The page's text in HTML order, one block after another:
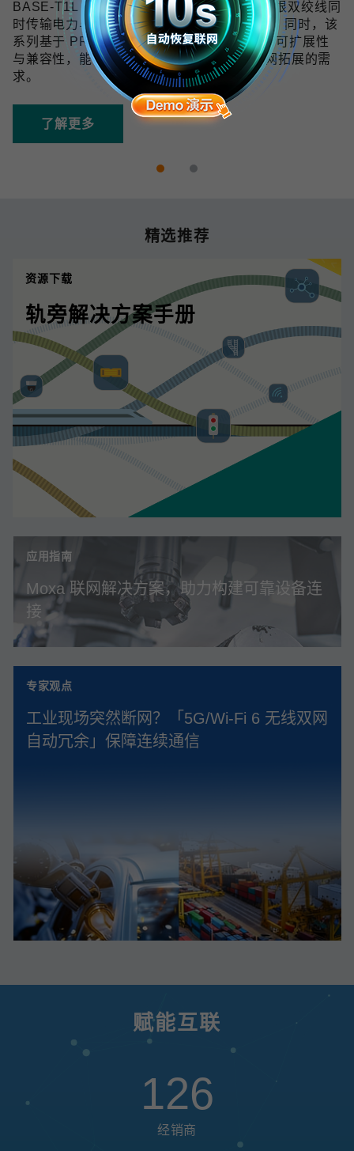
BASE-T1L 技术可在 10 Mbps 带宽下通过单根双绞线同
时传输电力与数据，传输距离最远可达 1 km。同时，该
系列基于 PROFINET 协议开发，具备良好的可扩展性
与兼容性，能够满足未来数字化和工业物联网拓展的需
求。
了解更多
精选推荐
资源下载
轨旁解决方案手册
应用指南
Moxa 联网解决方案，助力构建可靠设备连
接
专家观点
工业现场突然断网？「5G/Wi‑Fi 6 无线双网
自动冗余」保障连续通信
赋能互联
126
经销商